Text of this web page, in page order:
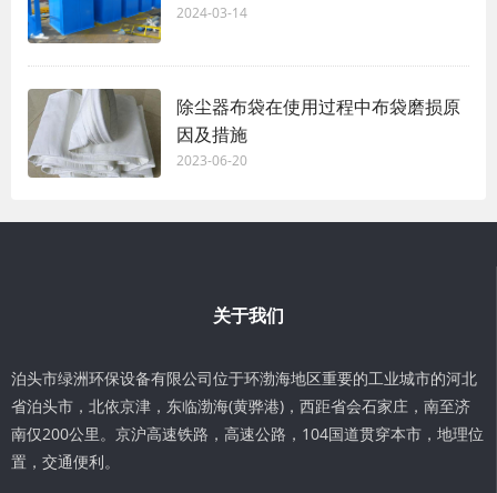
2024-03-14
除尘器布袋在使用过程中布袋磨损原
因及措施
2023-06-20
关于我们
泊头市绿洲环保设备有限公司位于环渤海地区重要的工业城市的河北
省泊头市，北依京津，东临渤海(黄骅港)，西距省会石家庄，南至济
南仅200公里。京沪高速铁路，高速公路，104国道贯穿本市，地理位
置，交通便利。